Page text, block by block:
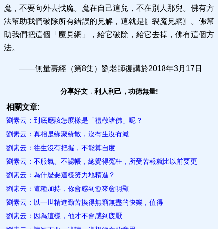
魔，不要向外去找魔。魔在自己這兒，不在別人那兒。佛有方
法幫助我們破除所有錯誤的見解，這就是〖裂魔見網〗。佛幫
助我們把這個「魔見網」，給它破除，給它去掉，佛有這個方
法。
——無量壽經（第8集）劉老師復講於2018年3月17日
分享好文，利人利己，功德無量!
相關文章:
劉素云：到底應該怎麼樣是「禮敬諸佛」呢？
劉素云：真相是緣聚緣散，沒有生沒有滅
劉素云：往生沒有把握，不能算自度
劉素云：不服氣、不認帳，總覺得冤枉，所受苦報就比以前要更
劉素云：為什麼要這樣努力地精進？
劉素云：這種加持，你會感到愈來愈明顯
劉素云：以一世精進勤苦換得無窮無盡的快樂，值得
劉素云：因為這樣，他才不會感到疲厭